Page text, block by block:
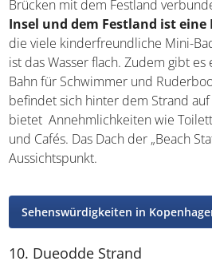
Insgesamt ist der Amager
lang. Er besteht aus zwei Teilen,
Festland und einer zwei Kilometer
drei Brücken mit dem Festland
der Insel und dem Festland ist
entstanden , die viele
Badestellen schafft. Hier ist das
es eine 1.000 Meter lange Bahn
Ruderboote. Ein breiter Pier
wie Toiletten, Duschen, Eisdielen
„Beach Station“ ist ein guter